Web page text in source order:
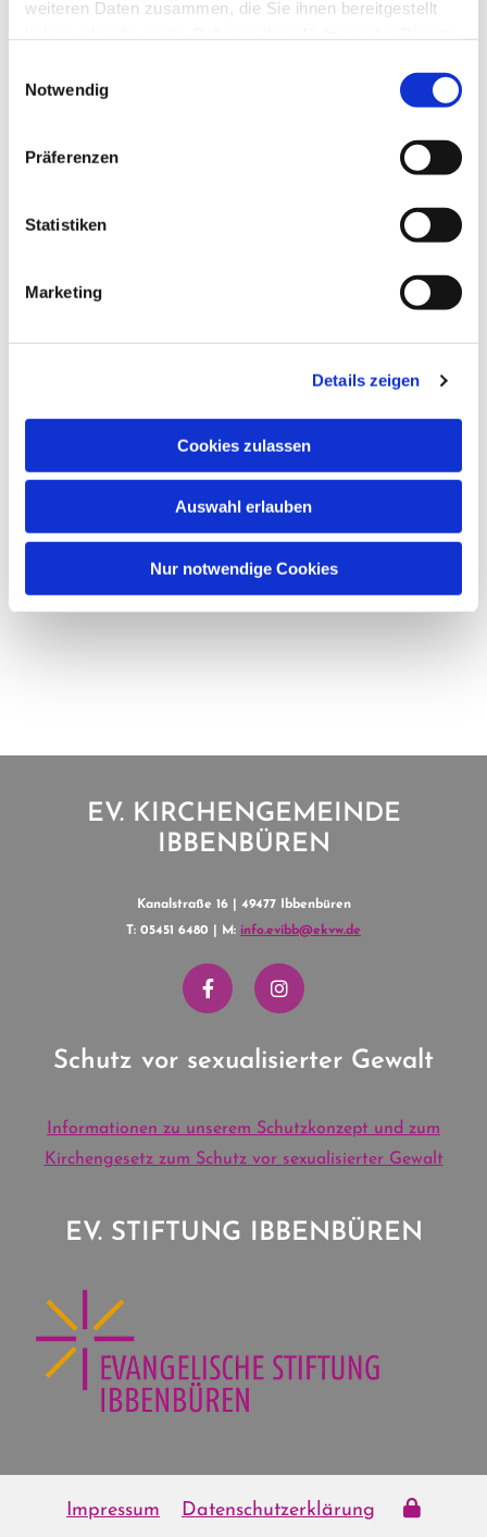
weiteren Daten zusammen, die Sie ihnen bereitgestellt
Notwendig
Präferenzen
Statistiken
Marketing
Details zeigen
Cookies zulassen
Auswahl erlauben
Nur notwendige Cookies
Dies könnte Sie auch
EV. KIRCHENGEMEINDE
IBBENBÜREN
Kanalstraße 16 | 49477 Ibbenbüren
T: 05451 6480 | M: info.evibb@ekvw.de
Schutz vor sexualisierter Gewalt
Informationen zu unserem Schutzkonzept und zum
Kirchengesetz zum Schutz vor sexualisierter Gewalt
EV. STIFTUNG IBBENBÜREN
Impressum Datenschutzerklärung